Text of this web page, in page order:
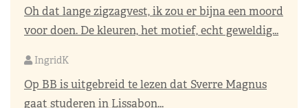
Oh dat lange zigzagvest, ik zou er bijna een moord
voor doen. De kleuren, het motief, echt geweldig...
IngridK
Op BB is uitgebreid te lezen dat Sverre Magnus
gaat studeren in Lissabon...